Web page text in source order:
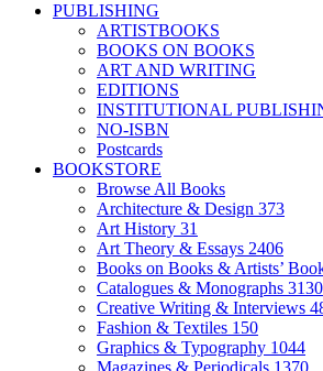
PUBLISHING
ARTISTBOOKS
BOOKS ON BOOKS
ART AND WRITING
EDITIONS
INSTITUTIONAL
NO-ISBN
Postcards
BOOKSTORE
Browse All Books
Architecture & Design 373
Art History 31
Art Theory & Essays 2406
Books on Books & Artists’
Catalogues & Monographs 3130
Creative Writing & Interviews
Fashion & Textiles 150
Graphics & Typography 1044
Magazines & Periodicals 1370